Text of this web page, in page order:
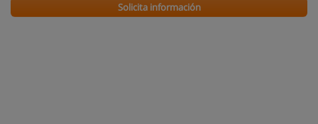
Solicita información